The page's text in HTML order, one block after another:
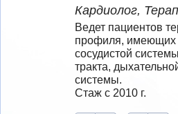
Кардиолог,
Ведет пациентов
профиля, имеющих
сосудистой
тракта,
Стаж с 2010 г.